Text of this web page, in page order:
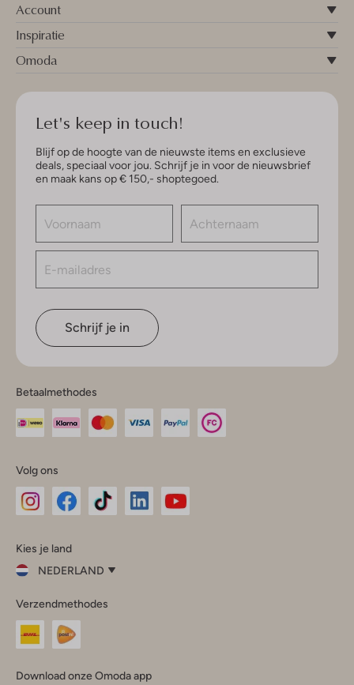
Account
Inspiratie
Omoda
Let's keep in touch!
Blijf op de hoogte van de nieuwste items en exclusieve
deals, speciaal voor jou. Schrijf je in voor de nieuwsbrief
en maak kans op € 150,- shoptegoed.
Schrijf je in
Betaalmethodes
Volg ons
InstagramFacebook
Kies je land
NEDERLAND
je
land
Nederland
Verzendmethodes
Download onze Omoda app